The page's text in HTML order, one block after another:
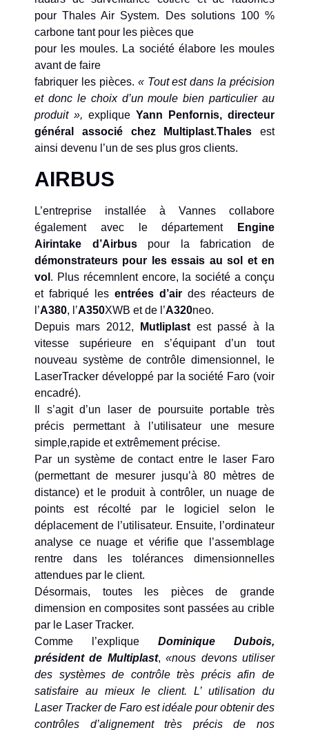
pour Thales Air System. Des solutions 100 %
carbone tant pour les pièces que
pour les moules. La société élabore les moules
avant de faire
fabriquer les pièces. « Tout est dans la précision
et donc le choix d’un moule bien particulier au
produit », explique Yann Penfornis, directeur
général associé chez Multiplast.Thales est
ainsi devenu l’un de ses plus gros clients.
AIRBUS
L’entreprise installée à Vannes collabore
également avec le département
Engine
Airintake d’Airbuspour la fabrication de
démonstrateurs pour les essais au sol et en
vol . Plus récemnlent encore, la société a conçu
et fabriqué les entrées d’air des réacteurs de
l’A380, l’A350XWB et de l’A320neo.
Depuis mars 2012,
Mutliplast est passé à la
vitesse supérieure en s’équipant d’un tout
nouveau système de contrôle dimensionnel, le
LaserTracker développé par la société Faro (voir
encadré).
Il s’agit d’un laser de poursuite portable très
précis permettant à l’utilisateur une mesure
simple,rapide et extrêmement précise.
Par un système de contact entre le laser Faro
(permettant de mesurer jusqu’à 80 mètres de
distance) et le produit à contrôler, un nuage de
points est récolté par le logiciel selon le
déplacement de l’utilisateur. Ensuite, l’ordinateur
analyse ce nuage et vérifie que l’assemblage
rentre dans les tolérances dimensionnelles
attendues par le client.
Désormais, toutes les pièces de grande
dimension en composites sont passées au crible
par le Laser Tracker.
Comme l’explique Dominique Dubois,
président de Multiplast,«nous devons utiliser
des systèmes de contrôle très précis afin de
satisfaire au mieux le client. L’ utilisation du
Laser Tracker de Faro est idéale pour obtenir des
contrôles d’alignement très précis de nos